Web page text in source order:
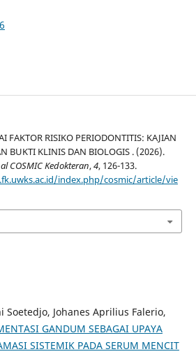
FAKTOR RISIKO PERIODONTITIS: KAJIAN
BUKTI KLINIS DAN BIOLOGIS . (2026).
COSMIC Kedokteran,4, 126-133.
index.php/cosmic/article/vie
Soetedjo, Johanes Aprilius Falerio,
GANDUM SEBAGAI UPAYA
SISTEMIK PADA SERUM MENCIT